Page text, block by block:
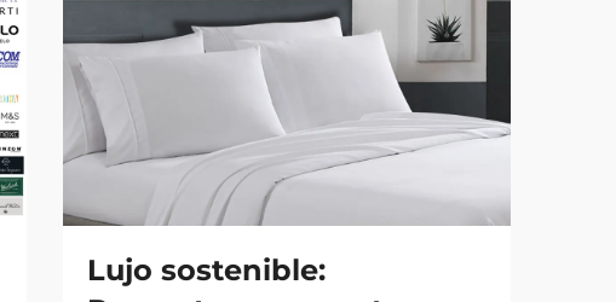
Lujo sostenible: